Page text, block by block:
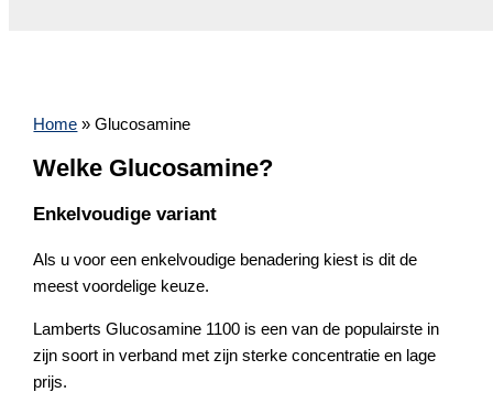
Home »Glucosamine
Welke Glucosamine?
Enkelvoudige variant
Als u voor een enkelvoudige benadering kiest is dit de
meest voordelige keuze.
Lamberts Glucosamine 1100 is een van de populairste in
zijn soort in verband met zijn sterke concentratie en lage
prijs.